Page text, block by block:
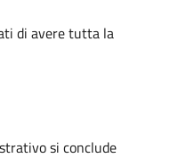
di avere tutta la
si conclude